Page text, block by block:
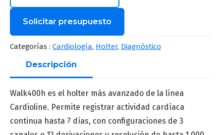
Solicitar presupuesto
Nombre
Apellido*
Categorías : Cardiología, Holter, Diagnóstico
Descripción
Walk400h es el holter más avanzado de la línea
Cardioline. Permite registrar actividad cardíaca
continua hasta 7 días, con configuraciones de 3